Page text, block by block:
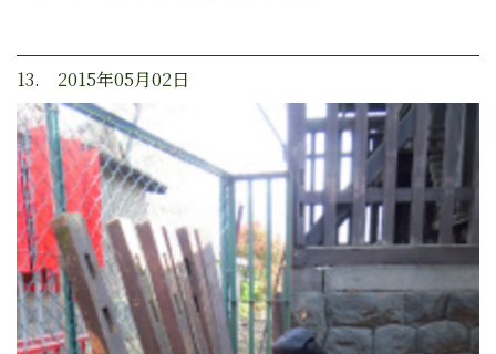
13. 2015年05月02日